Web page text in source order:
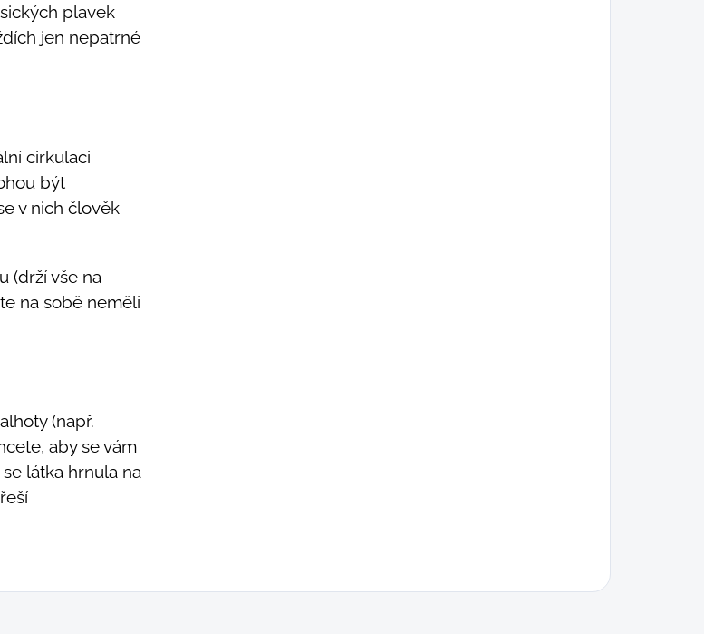
plavek
jen nepatrné
cirkulaci
být
v nich člověk
(drží vše na
na sobě neměli
(např.
aby se vám
látka hrnula na